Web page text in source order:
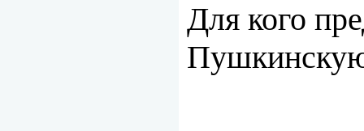
Для кого